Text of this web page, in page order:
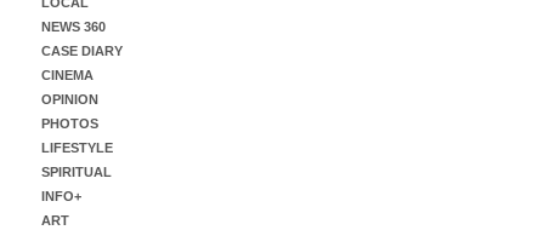
NEWS 360
CASE DIARY
CINEMA
OPINION
PHOTOS
LIFESTYLE
SPIRITUAL
INFO+
ART